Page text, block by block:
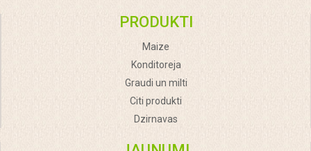
PRODUKTI
Maize
Konditoreja
Graudi un milti
Citi produkti
Dzirnavas